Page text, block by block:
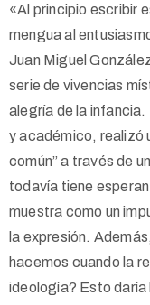
«Al principio escribir
mengua al
Juan Miguel
serie de vivencias
alegría de la
y académico, realizó
común” a través de
todavía tiene
muestra como un
la expresión.
hacemos cuando la
ideología? Esto daría